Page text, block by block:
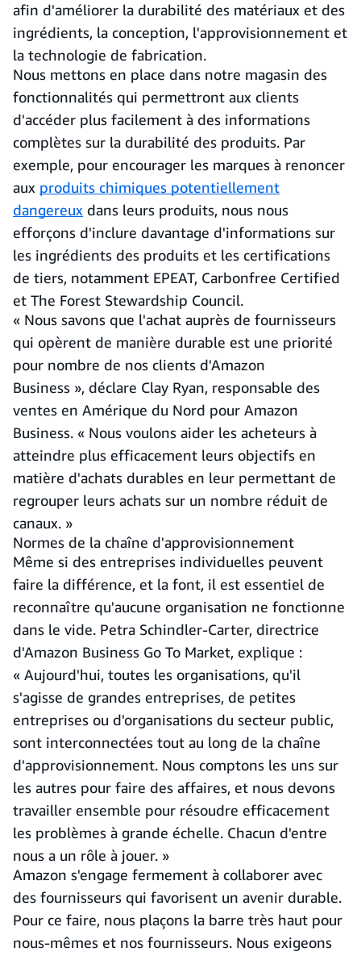
afin d'améliorer la durabilité des matériaux et des
ingrédients, la conception, l'approvisionnement et
la technologie de fabrication.
Nous mettons en place dans notre magasin des
fonctionnalités qui permettront aux clients
d'accéder plus facilement à des informations
complètes sur la durabilité des produits. Par
exemple, pour encourager les marques à renoncer
aux produits chimiques potentiellement
dangereux dans leurs produits, nous nous
efforçons d'inclure davantage d'informations sur
les ingrédients des produits et les certifications
de tiers, notamment EPEAT, Carbonfree Certified
et The Forest Stewardship Council.
« Nous savons que l'achat auprès de fournisseurs
qui opèrent de manière durable est une priorité
pour nombre de nos clients d'Amazon
Business », déclare Clay Ryan, responsable des
ventes en Amérique du Nord pour Amazon
Business. « Nous voulons aider les acheteurs à
atteindre plus efficacement leurs objectifs en
matière d'achats durables en leur permettant de
regrouper leurs achats sur un nombre réduit de
canaux. »
Normes de la chaîne d'approvisionnement
Même si des entreprises individuelles peuvent
faire la différence, et la font, il est essentiel de
reconnaître qu'aucune organisation ne fonctionne
dans le vide. Petra Schindler-Carter, directrice
d'Amazon Business Go To Market, explique :
« Aujourd'hui, toutes les organisations, qu'il
s'agisse de grandes entreprises, de petites
entreprises ou d'organisations du secteur public,
sont interconnectées tout au long de la chaîne
d'approvisionnement. Nous comptons les uns sur
les autres pour faire des affaires, et nous devons
travailler ensemble pour résoudre efficacement
les problèmes à grande échelle. Chacun d'entre
nous a un rôle à jouer. »
Amazon s'engage fermement à collaborer avec
des fournisseurs qui favorisent un avenir durable.
Pour ce faire, nous plaçons la barre très haut pour
nous-mêmes et nos fournisseurs. Nous exigeons